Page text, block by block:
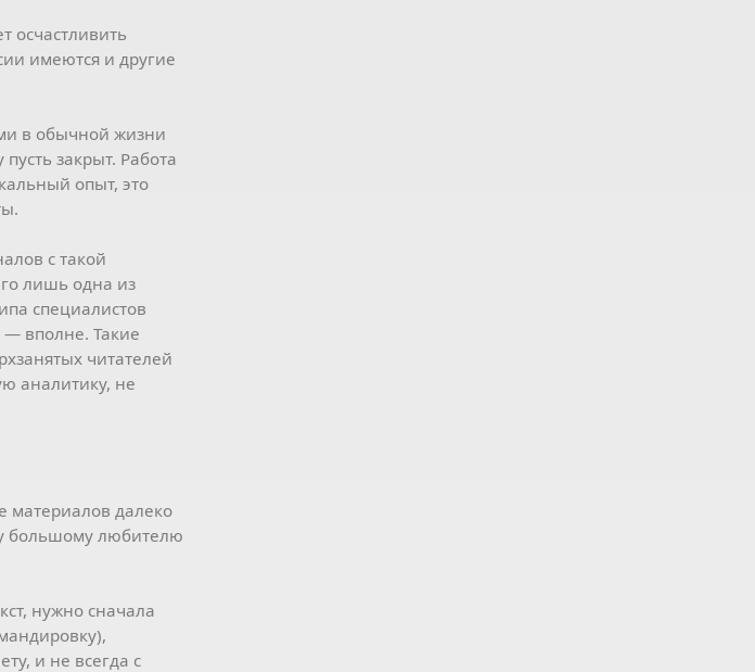
осчастливить
имеются и другие
в обычной жизни
закрыт. Работа
опыт, это
с такой
лишь одна из
специалистов
вполне. Такие
читателей
аналитику, не
материалов далеко
большому любителю
нужно сначала
и не всегда с